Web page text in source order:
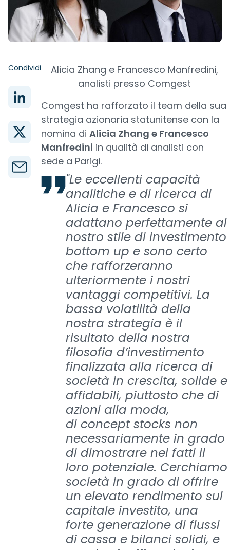
Condividi
Alicia Zhang e Francesco Manfredini,
analisti presso Comgest
Comgest ha rafforzato il team della sua
strategia azionaria statunitense con la
nomina di Alicia Zhang e Francesco
Manfredini in qualità di analisti con
sede a Parigi.
"Le eccellenti capacità
analitiche e di ricerca di
Alicia e Francesco si
adattano perfettamente al
nostro stile di investimento
bottom up e sono certo
che rafforzeranno
ulteriormente i nostri
vantaggi competitivi. La
bassa volatilità della
nostra strategia è il
risultato della nostra
filosofia d’investimento
finalizzata alla ricerca di
società in crescita, solide e
affidabili, piuttosto che di
azioni alla moda,
di concept stocks non
necessariamente in grado
di dimostrare nei fatti il
loro potenziale. Cerchiamo
società in grado di offrire
un elevato rendimento sul
capitale investito, una
forte generazione di flussi
di cassa e bilanci solidi, e